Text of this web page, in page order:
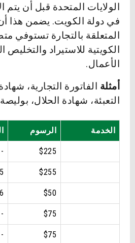
الولايات المتحدة قبل أن يتم
في دولة الكويت. يضمن هذا
المتعلقة بالتجارة تستوفي
الكويتية للاستيراد
الأعمال.
أمثلة الفاتورة التجارية،
التعبئة، شهادة الحلال،
الخدمة الرسوم
$225
-
$255
5
$50
6
$75
-
$75
-